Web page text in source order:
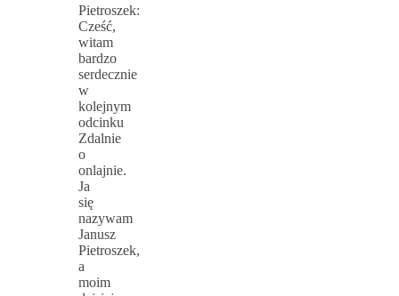
Pietroszek:
Cześć,
witam
bardzo
serdecznie
w
kolejnym
odcinku
Zdalnie
o
onlajnie.
Ja
się
nazywam
Janusz
Pietroszek,
a
moim